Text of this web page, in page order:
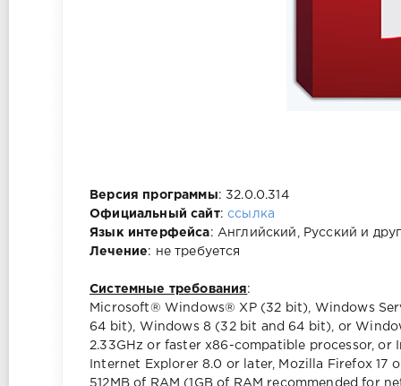
Версия программы: 32.0.0.314
Официальный сайт:ссылка
Язык интерфейса: Английский, Русский и
Лечение: не требуется
Системные требования:
Microsoft® Windows® XP (32 bit), Windows
64 bit), Windows 8 (32 bit and 64 bit), or
2.33GHz or faster x86-compatible processor,
Internet Explorer 8.0 or later, Mozilla Firefox 17
512MB of RAM (1GB of RAM recommended for